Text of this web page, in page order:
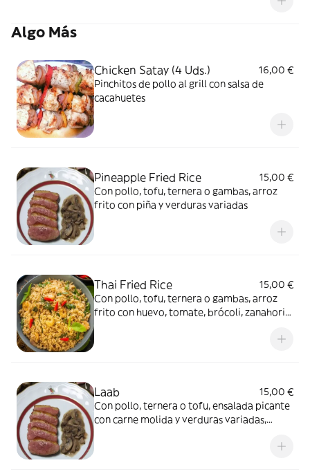
Algo Más
Chicken Satay (4 Uds.)
16,00 €
Pinchitos de pollo al grill con salsa de
cacahuetes
Pineapple Fried Rice
15,00 €
Con pollo, tofu, ternera o gambas, arroz
frito con piña y verduras variadas
Thai Fried Rice
15,00 €
Con pollo, tofu, ternera o gambas, arroz
frito con huevo, tomate, brócoli, zanahoria,
Laab
15,00 €
Con pollo, ternera o tofu, ensalada picante
con carne molida y verduras variadas,